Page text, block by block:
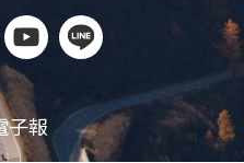
子報